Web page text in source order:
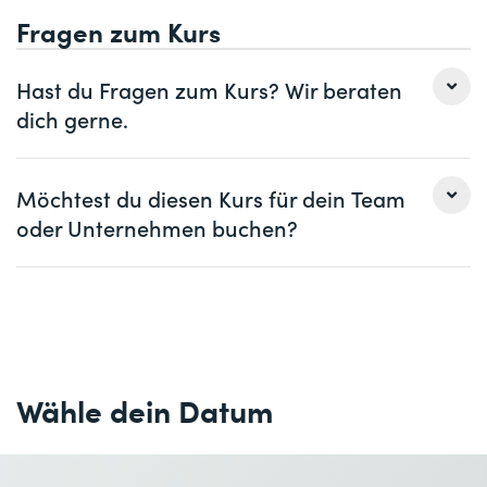
KI verstehen
Prompt Engineering
KI im Prozessalltag
Agilität und Prozesse
Agile Prozessgestaltung
BPMN und Agilität
Organisation Prozessmanagement
Fragen zum Kurs
Hast du Fragen zum Kurs? Wir beraten
dich gerne.
Vorname * Nachname *
Möchtest du diesen Kurs für dein Team
oder Unternehmen buchen?
Firma *
Wähle dein Datum